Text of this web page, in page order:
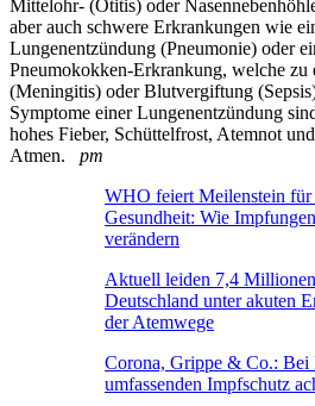
Mittelohr- (Otitis) oder
aber auch schwere Erkrankungen wie
Lungenentzündung (Pneumonie) oder
Pneumokokken-Erkrankung, welche zu
(Meningitis) oder Blutvergiftung
Symptome einer Lungenentzündung
hohes Fieber, Schüttelfrost, Atemnot
Atmen. pm
WHO feiert Meilenstein
Gesundheit: Wie
verändern
Aktuell leiden 7,4
Deutschland unter akuten
der Atemwege
Corona, Grippe & Co.: Bei
umfassenden Impfschutz